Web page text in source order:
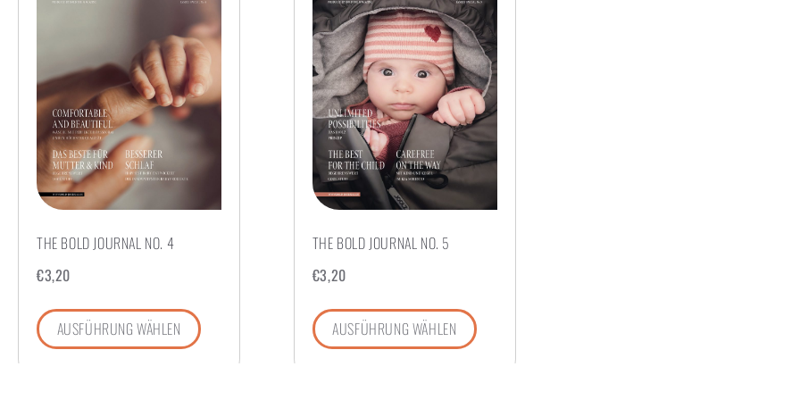
THE BOLD JOURNAL NO. 4
€3,20
AUSFÜHRUNG WÄHLEN
THE BOLD JOURNAL NO. 5
€3,20
AUSFÜHRUNG WÄHLEN